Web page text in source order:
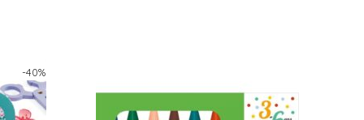
-40%